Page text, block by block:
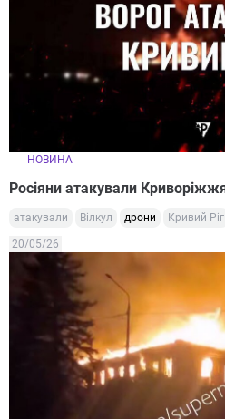
НОВИНА
Росіяни атакували
атакували Вілкул дрони Кривий Ріг
20/05/26